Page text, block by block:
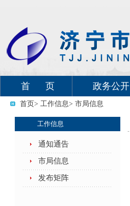
首 页 政务公开
首页> 工作信息> 市局信息
工作信息
通知通告
市局信息
发布矩阵